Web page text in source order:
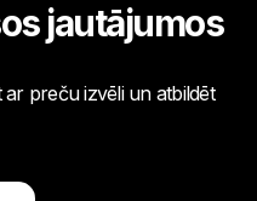
jautājumos
ar preču izvēli un atbildēt